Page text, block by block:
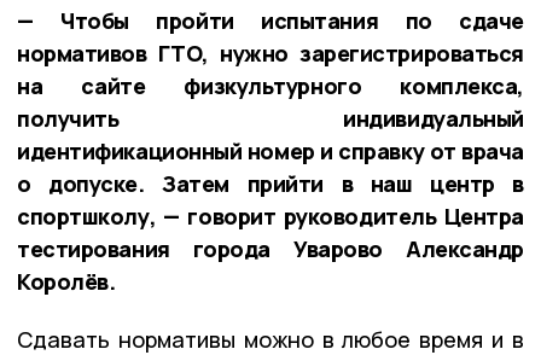
— Чтобы пройти испытания по сдаче
нормативов ГТО, нужно зарегистрироваться
на сайте физкультурного комплекса,
получить индивидуальный
идентификационный номер и справку от врача
о допуске. Затем прийти в наш центр в
спортшколу, — говорит руководитель Центра
тестирования города Уварово Александр
Королёв.
Сдавать нормативы можно в любое время и в